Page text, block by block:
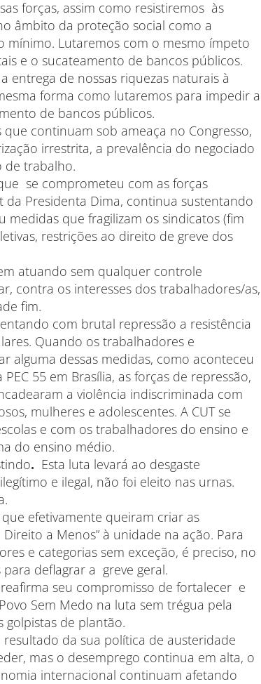
forças, assim como resistiremos às
âmbito da proteção social como a
mínimo. Lutaremos com o mesmo ímpeto
e o sucateamento de bancos públicos.
entrega de nossas riquezas naturais à
forma como lutaremos para impedir a
de bancos públicos.
continuam sob ameaça no Congresso,
irrestrita, a prevalência do negociado
de trabalho.
se comprometeu com as forças
Presidenta Dima, continua sustentando
que fragilizam os sindicatos (fim
restrições ao direito de greve dos
atuando sem qualquer controle
contra os interesses dos trabalhadores/as,
fim.
com brutal repressão a resistência
Quando os trabalhadores e
alguma dessas medidas, como aconteceu
55 em Brasília, as forças de repressão,
a violência indiscriminada com
mulheres e adolescentes. A CUT se
e com os trabalhadores do ensino e
do ensino médio.
. Esta luta levará ao desgaste
e ilegal, não foi eleito nas urnas.
efetivamente queiram criar as
a Menos” à unidade na ação. Para
e categorias sem exceção, é preciso, no
deflagrar a greve geral.
seu compromisso de fortalecer e
Sem Medo na luta sem trégua pela
de plantão.
da sua política de austeridade
mas o desemprego continua em alta, o
internacional continuam afetando